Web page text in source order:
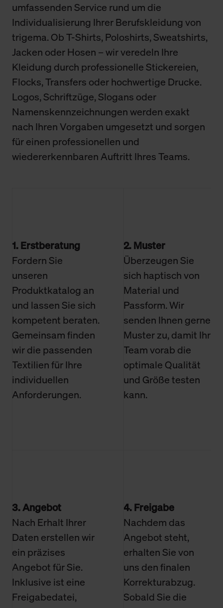
umfassenden Service rund um die
Individualisierung Ihrer Berufskleidung von
trigema. Ob T-Shirts, Poloshirts, Sweatshirts,
Jacken oder Hosen – wir veredeln Ihre
Kleidung durch professionelle Stickereien,
Flocks, Transfers oder hochwertige Drucke.
Logos, Schriftzüge, Slogans oder
Namenskennzeichnungen werden exakt
nach Ihren Vorgaben umgesetzt und sorgen
für einen professionellen und
wiedererkennbaren Auftritt Ihres Teams.
1. Erstberatung
Fordern Sie
unseren
Produktkatalog an
und lassen Sie sich
kompetent beraten.
Gemeinsam finden
wir die passenden
Textilien für Ihre
individuellen
Anforderungen.
2. Muster
Überzeugen Sie
sich haptisch von
Material und
Passform. Wir
senden Ihnen gerne
Muster zu, damit Ihr
Team vorab die
optimale Qualität
und Größe testen
kann.
3. Angebot
Nach Erhalt Ihrer
Daten erstellen wir
ein präzises
Angebot für Sie.
Inklusive ist eine
Freigabedatei,
4. Freigabe
Nachdem das
Angebot steht,
erhalten Sie von
uns den finalen
Korrekturabzug.
Sobald Sie die